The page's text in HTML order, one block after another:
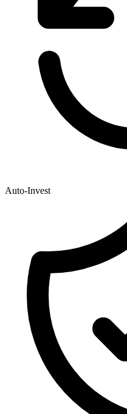
Auto-Invest